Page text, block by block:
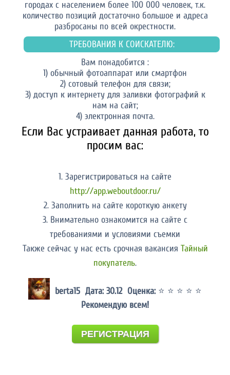
городах с населением более 100 000 человек, т.к.
количество позиций достаточно большое и адреса
разбросаны по всей окрестности.
ТРЕБОВАНИЯ К СОИСКАТЕЛЮ:
Вам понадобится :
1) обычный фотоаппарат или смартфон
2) сотовый телефон для связи;
3) доступ к интернету для заливки фотографий к
нам на сайт;
4) электронная почта.
Если Вас устраивает данная работа, то
просим вас:
1. Зарегистрироваться на сайте
http://app.weboutdoor.ru/
2. Заполнить на сайте короткую анкету
3. Внимательно ознакомится на сайте с
требованиями и условиями съемки
Также сейчас у нас есть срочная вакансия Тайный
покупатель.
berta15 Дата: 30.12 Оценка: ⭐ ⭐ ⭐ ⭐ ⭐
Рекомендую всем!
РЕГИСТРАЦИЯ